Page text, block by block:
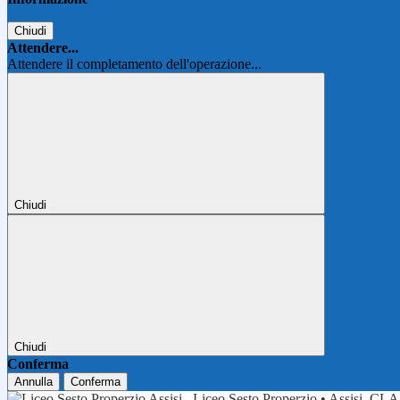
Chiudi
Attendere...
Attendere il completamento dell'operazione...
Chiudi
Chiudi
Conferma
Annulla Conferma